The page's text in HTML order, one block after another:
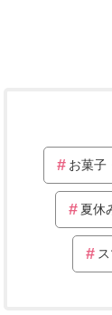
お菓子
夏休